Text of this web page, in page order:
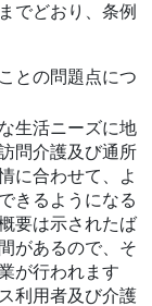
でどおり、条例
との問題点につ
生活ニーズに地
問介護及び通所
に合わせて、よ
きるようになる
要は示されたば
があるので、そ
が行われます
利用者及び介護